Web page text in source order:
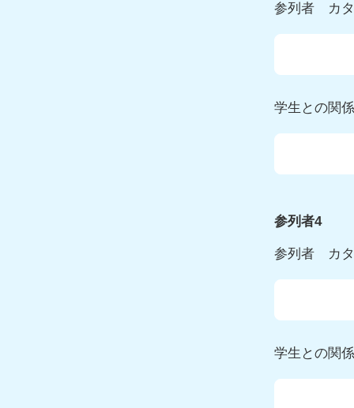
参列者 カタ
学生との関係
参列者4
参列者 カタ
学生との関係